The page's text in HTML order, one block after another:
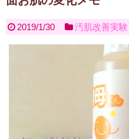
2019/1/30 汚肌改善実験